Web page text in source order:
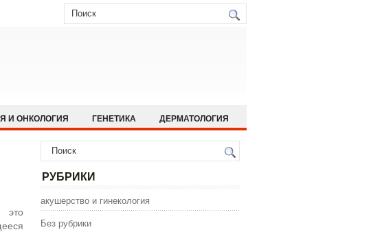
И ОНКОЛОГИЯ ГЕНЕТИКА
ДЕРМАТОЛОГИЯ
ИСТОРИЯ МЕДИЦИНЫ
УРОЛОГИЯ
РУБРИКИ
акушерство и гинекология
Без рубрики